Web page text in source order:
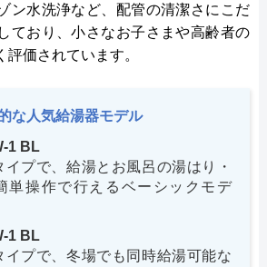
ン水洗浄など、配管の清潔さにこだ
ており、小さなお子さまや高齢者の
価されています。
な人気給湯器モデル
1 BL
イプで、給湯とお風呂の湯はり・
単操作で行えるベーシックモデ
1 BL
イプで、冬場でも同時給湯可能な